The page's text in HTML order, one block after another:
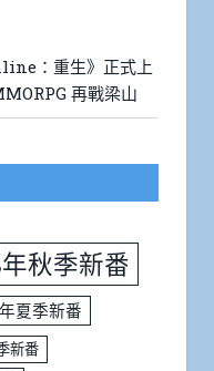
：重生》正式上
再戰梁山
秋季新番
夏季新番
新番